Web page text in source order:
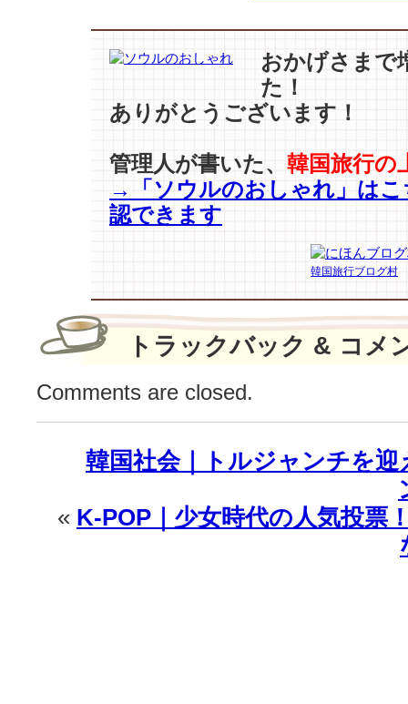
バ
る
人
が
れ
は
おかげさまで
た！
ありがとうございます！
管理人が書いた、 韓国旅行の
→「ソウルのおしゃれ」はこ
認できます
韓国旅行ブログ村
トラックバック & コメ
Comments are closed.
韓国社会｜トルジャンチを
« K-POP｜少女時代の人気投票